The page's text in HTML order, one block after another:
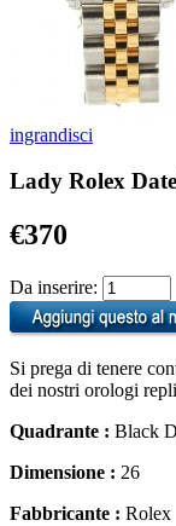
ingrandisci
Lady Rolex
€370
Da inserire:
Si prega di tenere
dei nostri orologi
Quadrante : Black
Dimensione : 26
Fabbricante : Rolex